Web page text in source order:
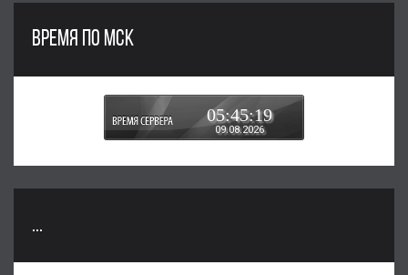
ВРЕМЯ ПО МСК
05:45:20
09.08.2026
...